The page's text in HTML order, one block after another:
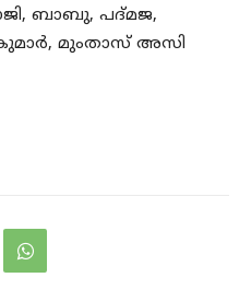
ബാബു, പദ്മജ,
മുംതാസ് അസി